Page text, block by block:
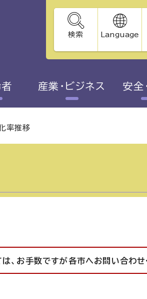
検索 Language
産業・ビジネス 安全
率推移
、お手数ですが各市へお問い合わせ